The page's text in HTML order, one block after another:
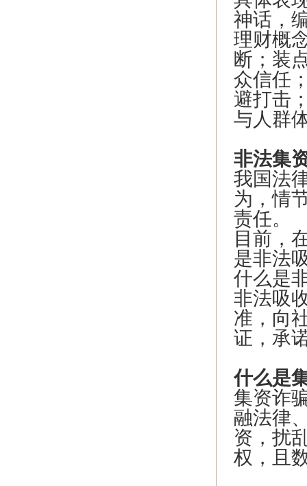
神话，
理财概
断；装
众信任
避打击
与人群
非法集
我国法
为，情
责任。
目前，
是非法
什么是
非法吸
准，向
证，承
什么是
集资诈
融法律
资，扰
权，且